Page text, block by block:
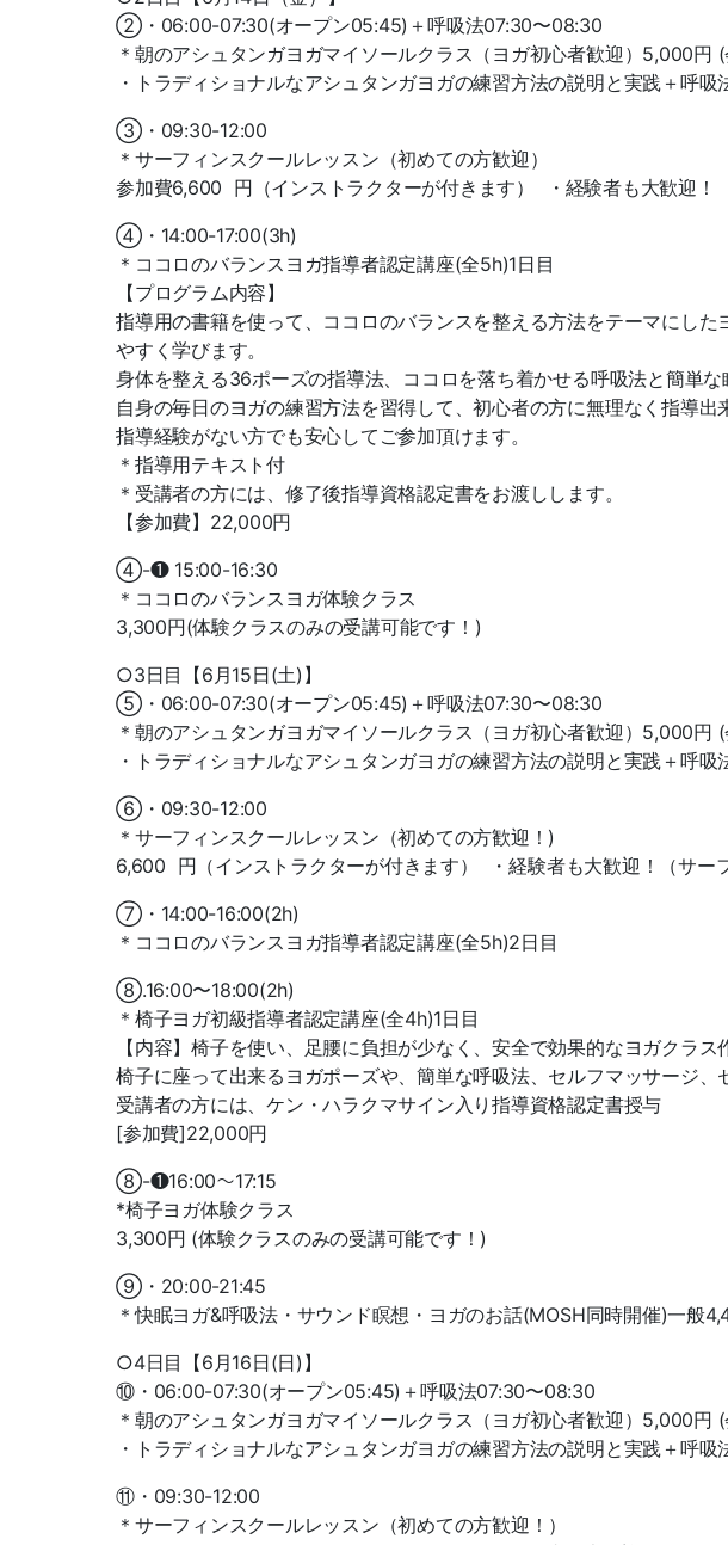
②・06:00-07:30(オープン05:45)＋呼吸法07:30〜08:30
＊朝のアシュタンガヨガマイソールクラス（ヨガ初心者歓迎）5,000円
・トラディショナルなアシュタンガヨガの練習方法の説明と実践＋呼吸
③・09:30-12:00
＊サーフィンスクールレッスン（初めての方歓迎）
参加費6,600 円（インストラクターが付きます） ・経験者も大歓迎！
④・14:00-17:00(3h)
＊ココロのバランスヨガ指導者認定講座(全5h)1日目
【プログラム内容】
指導用の書籍を使って、ココロのバランスを整える方法をテーマにし
やすく学びます。
身体を整える36ポーズの指導法、ココロを落ち着かせる呼吸法と簡単な
自身の毎日のヨガの練習方法を習得して、初心者の方に無理なく指導出
指導経験がない方でも安心してご参加頂けます。
＊指導用テキスト付
＊受講者の方には、修了後指導資格認定書をお渡しします。
【参加費】22,000円
④-❶ 15:00-16:30
＊ココロのバランスヨガ体験クラス
3,300円(体験クラスのみの受講可能です！)
○3日目【6月15日(土)】
⑤・06:00-07:30(オープン05:45)＋呼吸法07:30〜08:30
＊朝のアシュタンガヨガマイソールクラス（ヨガ初心者歓迎）5,000円
・トラディショナルなアシュタンガヨガの練習方法の説明と実践＋呼吸
⑥・09:30-12:00
＊サーフィンスクールレッスン（初めての方歓迎！)
6,600 円（インストラクターが付きます） ・経験者も大歓迎！（サー
⑦・14:00-16:00(2h)
＊ココロのバランスヨガ指導者認定講座(全5h)2日目
⑧.16:00〜18:00(2h)
＊椅子ヨガ初級指導者認定講座(全4h)1日目
【内容】椅子を使い、足腰に負担が少なく、安全で効果的なヨガクラス
椅子に座って出来るヨガポーズや、簡単な呼吸法、セルフマッサージ、
受講者の方には、ケン・ハラクマサイン入り指導資格認定書授与
[参加費]22,000円
⑧-❶16:00〜17:15
*椅子ヨガ体験クラス
3,300円 (体験クラスのみの受講可能です！)
⑨・20:00-21:45
＊快眠ヨガ&呼吸法・サウンド瞑想・ヨガのお話(MOSH同時開催)一般
○4日目【6月16日(日)】
⑩・06:00-07:30(オープン05:45)＋呼吸法07:30〜08:30
＊朝のアシュタンガヨガマイソールクラス（ヨガ初心者歓迎）5,000円
・トラディショナルなアシュタンガヨガの練習方法の説明と実践＋呼吸
⑪・09:30-12:00
＊サーフィンスクールレッスン（初めての方歓迎！）